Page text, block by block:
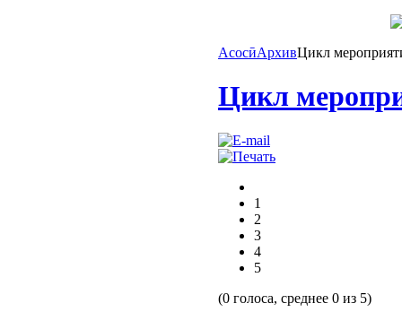
АсосӣАрхивЦикл
Цикл
1
2
3
4
5
(0 голоса, среднее 0 из 5)